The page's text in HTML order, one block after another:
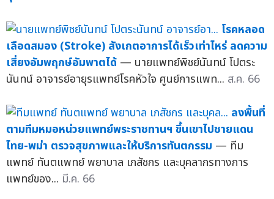
โรคหลอด
เลือดสมอง (Stroke) สังเกตอาการได้เร็วเท่าไหร่ ลดความ
เสี่ยงอัมพฤกษ์อัมพาตได้ — นายแพทย์พิชย์นันทน์ โปตระ
นันทน์ อาจารย์อายุรแพทย์โรคหัวใจ ศูนย์การแพท... ส.ค. 66
ลงพื้นที่
ตามทีมหมอหน่วยแพทย์พระราชทานฯ ขึ้นเขาไปชายแดน
ไทย-พม่า ตรวจสุขภาพและให้บริการทันตกรรม — ทีม
แพทย์ ทันตแพทย์ พยาบาล เภสัชกร และบุคลากรทางการ
แพทย์ของ... มี.ค. 66